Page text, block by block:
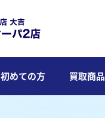
初めての方 買取商品